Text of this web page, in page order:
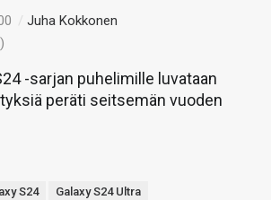
/Juha Kokkonen
-sarjan puhelimille luvataan
peräti seitsemän vuoden
S24
Galaxy S24 Ultra